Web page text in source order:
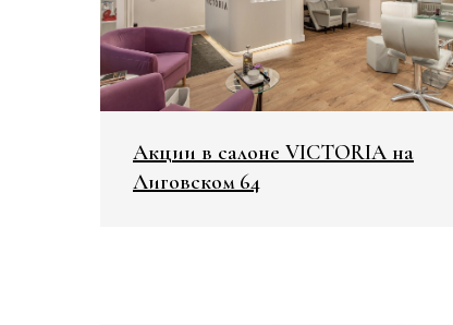
Акции в салоне VICTORIA на
Лиговском 64